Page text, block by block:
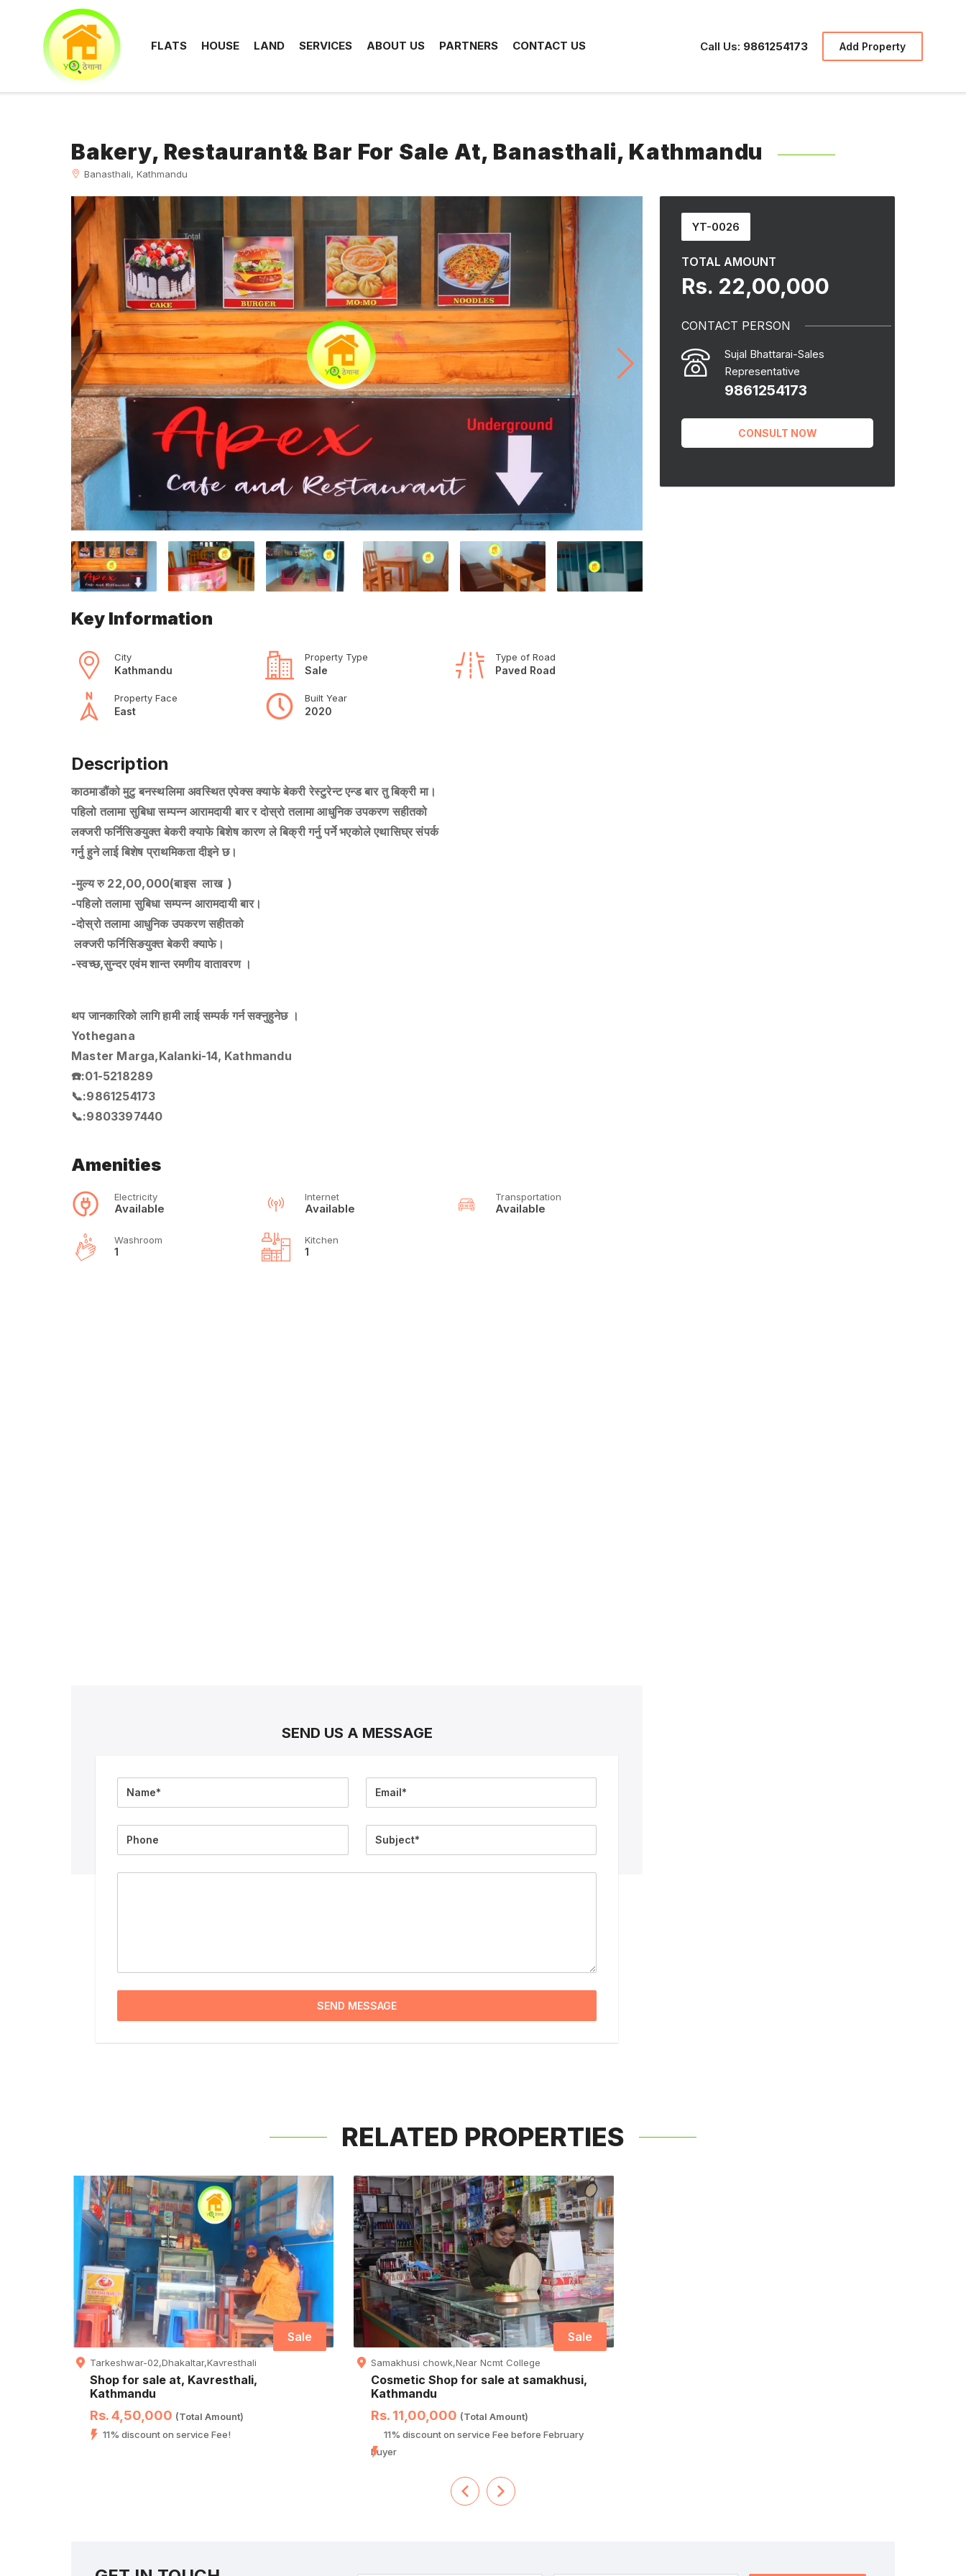
FLATS HOUSE LAND SERVICES ABOUT US PARTNERS CONTACT US Call Us: 9861254173 Add Property
Bakery, Restaurant& Bar For Sale At, Banasthali, Kathmandu
Banasthali, Kathmandu
Key Information
City
Kathmandu
Property Type
Sale
Type of Road
Paved Road
Property Face
East
Built Year
2020
Description
काठमाडौंको मुटु बनस्थलिमा अवस्थित एपेक्स क्याफे बेकरी रेस्टुरेन्ट एन्ड बार तु बिक्री मा।
पहिलो तलामा सुबिधा सम्पन्न आरामदायी बार र दोस्रो तलामा आधुनिक उपकरण सहीतको
लक्जरी फर्निसिङयुक्त बेकरी क्याफे बिशेष कारण ले बिक्री गर्नु पर्ने भएकोले एथासिघ्र संपर्क
गर्नु हुने लाई बिशेष प्राथमिकता दीइने छ।
-मुल्य रु 22,00,000(बाइस लाख )
-पहिलो तलामा सुबिधा सम्पन्न आरामदायी बार।
-दोस्रो तलामा आधुनिक उपकरण सहीतको
लक्जरी फर्निसिङयुक्त बेकरी क्याफे।
-स्वच्छ,सुन्दर एवंम शान्त रमणीय वातावरण ।
थप जानकारिको लागि हामी लाई सम्पर्क गर्न सक्नुहुनेछ ।
Yothegana
Master Marga,Kalanki-14, Kathmandu
☎️:01-5218289
📞:9861254173
📞:9803397440
Amenities
Electricity
Available
Internet
Available
Transportation
Available
Washroom
1
Kitchen
1
SEND US A MESSAGE
Name
SEND MESSAGE
YT-0026
TOTAL AMOUNT
Rs. 22,00,000
CONTACT PERSON
Sujal Bhattarai-Sales
Representative
9861254173
CONSULT NOW
RELATED PROPERTIES
Sale
Tarkeshwar-02,Dhakaltar,Kavresthali
Shop for sale at, Kavresthali,
Kathmandu
Rs. 4,50,000 (Total Amount)
11% discount on service Fee!
Sale
Samakhusi chowk,Near Ncmt College
Cosmetic Shop for sale at samakhusi,
Kathmandu
Rs. 11,00,000 (Total Amount)
11% discount on service Fee before February
buyer